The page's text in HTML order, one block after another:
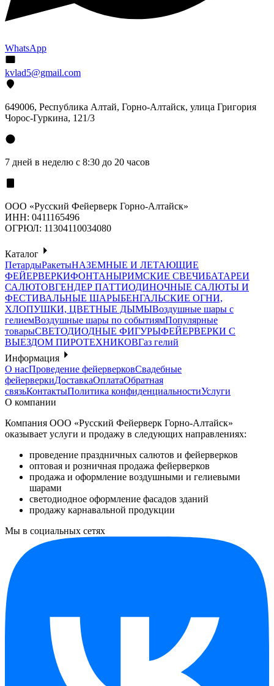
WhatsApp
kvlad5@gmail.com
649006, Республика Алтай, Горно-Алтайск, улица Григория
Чорос-Гуркина, 121/3
7 дней в неделю с 8:30 до 20 часов
ООО «Русский Фейерверк Горно-Алтайск»
ИНН: 0411165496
ОГРЮЛ: 11304110034080
Каталог
ПетардыРакетыНАЗЕМНЫЕ И ЛЕТАЮЩИЕ
ФЕЙЕРВЕРКИФОНТАНЫРИМСКИЕ СВЕЧИБАТАРЕИ
САЛЮТОВГЕНДЕР ПАТТИОДИНОЧНЫЕ САЛЮТЫ И
ФЕСТИВАЛЬНЫЕ ШАРЫБЕНГАЛЬСКИЕ ОГНИ,
ХЛОПУШКИ, ЦВЕТНЫЕ ДЫМЫВоздушные шары с
гелиемВоздушные шары по событиямПопулярные
товарыСВЕТОДИОДНЫЕ ФИГУРЫФЕЙЕРВЕРКИ С
ВЫЕЗДОМ ПИРОТЕХНИКОВГаз гелий
Информация
О насПроведение фейерверковСвадебные
фейерверкиДоставкаОплатаОбратная
связьКонтактыПолитика конфиденциальностиУслуги
О компании
Компания ООО «Русский Фейерверк Горно-Алтайск»
оказывает услуги и продажу в следующих направлениях:
проведение праздничных салютов и фейерверков
оптовая и розничная продажа фейерверков
продажа и оформление воздушными и гелиевыми
шарами
светодиодное оформление фасадов зданий
продажу карнавальной продукции
Мы в социальных сетях